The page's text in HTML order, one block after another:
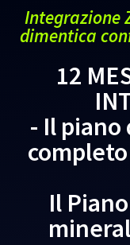
Integrazione
dimentica
12
- Il
Il